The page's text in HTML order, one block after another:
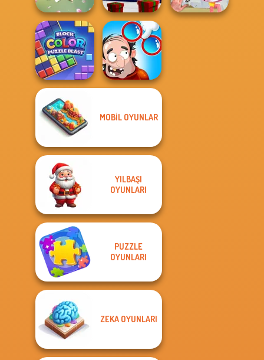
Tap 3 Mahjong
Parkour Block
Xmas Special
Block Color
Puzzle Blast
DOP Puzzle:
MOBIL OYUNLAR
YILBAŞI
OYUNLARI
PUZZLE
OYUNLARI
ZEKA OYUNLARI